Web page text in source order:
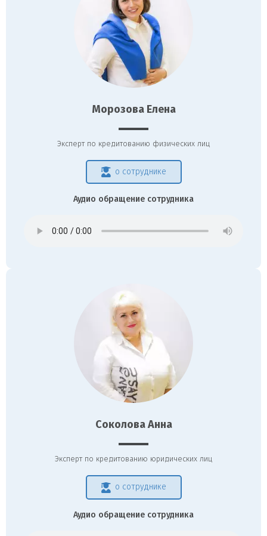
Морозова Елена
Эксперт по кредитованию физических лиц
о сотруднике
Аудио обращение сотрудника
Соколова Анна
Эксперт по кредитованию юридических лиц
о сотруднике
Аудио обращение сотрудника